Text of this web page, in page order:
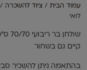
עמוד הבית / ציוד להשכרה
לואי
שולחן בר ריבועי 70/70 ס"מ גובה 110 לבן – רגל לואי עץ אלון טבעי
קיים גם בשחור
בהתאמה ניתן להשכיר